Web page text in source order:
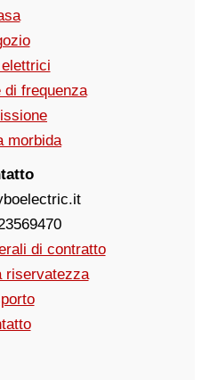
frequenza
morbida
di contratto
riservatezza